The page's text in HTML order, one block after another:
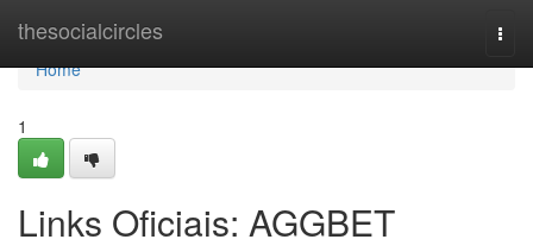
thesocialcircles
Home
Home
1
Links Oficiais: AGGBET